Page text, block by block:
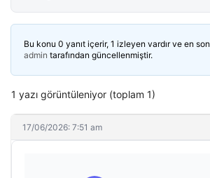
Bu konu 0 yanıt içerir, 1 izleyen vardır ve en son
admin tarafından güncellenmiştir.
1 yazı görüntüleniyor (toplam 1)
17/06/2026: 7:51 am